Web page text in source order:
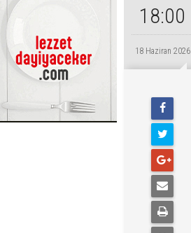
18:00
18 Haziran 2026